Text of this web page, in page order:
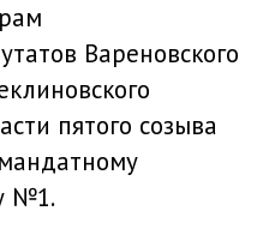
Вареновского
пятого созыва
№1.